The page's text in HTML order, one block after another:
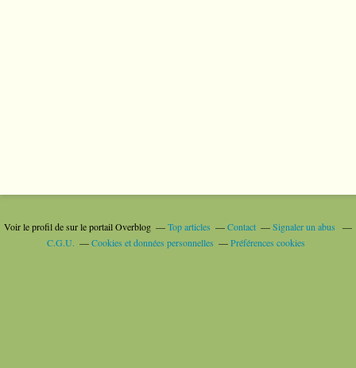
Voir le profil desur le portail Overblog Top articles Contact
Signaler un abus
C.G.U.
Cookies et données personnelles Préférences cookies